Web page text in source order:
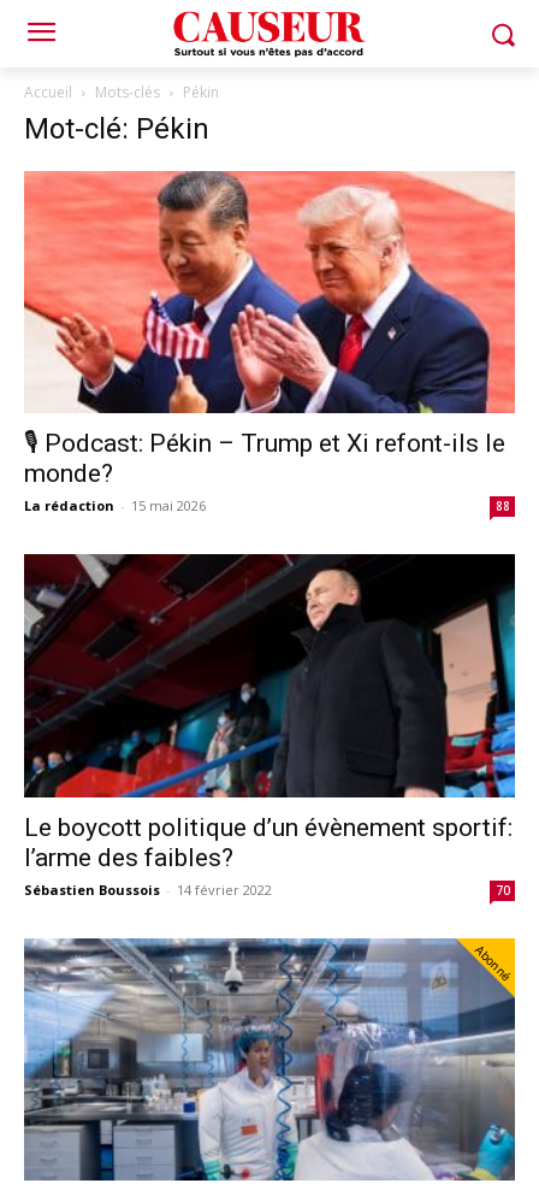
Accueil Mots-clés Pékin
Mot-clé: Pékin
🎙️ Podcast: Pékin – Trump et Xi refont-ils le
monde?
La rédaction - 15 mai 2026 88
Le boycott politique d’un évènement sportif:
l’arme des faibles?
Sébastien Boussois - 14 février 2022 70
Abonné